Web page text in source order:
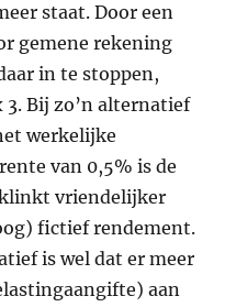
staat. Door een
gemene rekening
in te stoppen,
Bij zo’n alternatief
werkelijke
van 0,5% is de
vriendelijker
fictief rendement.
is wel dat er meer
aan